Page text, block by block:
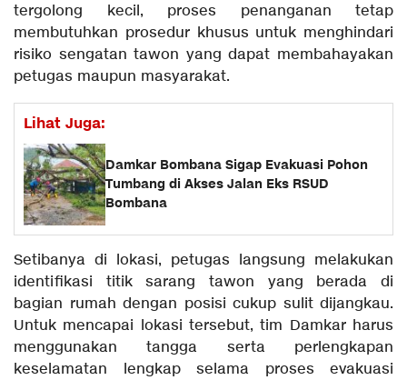
tergolong kecil, proses penanganan tetap
membutuhkan prosedur khusus untuk menghindari
risiko sengatan tawon yang dapat membahayakan
petugas maupun masyarakat.
Lihat Juga:
Damkar Bombana Sigap Evakuasi Pohon
Tumbang di Akses Jalan Eks RSUD
Bombana
Setibanya di lokasi, petugas langsung melakukan
identifikasi titik sarang tawon yang berada di
bagian rumah dengan posisi cukup sulit dijangkau.
Untuk mencapai lokasi tersebut, tim Damkar harus
menggunakan tangga serta perlengkapan
keselamatan lengkap selama proses evakuasi